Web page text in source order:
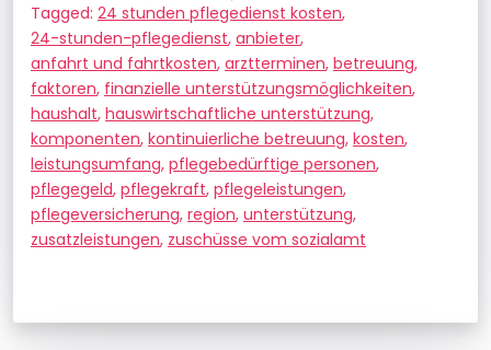
Tagged: 24 stunden pflegedienst kosten,
24-stunden-pflegedienst, anbieter,
anfahrt und fahrtkosten, arztterminen, betreuung,
faktoren, finanzielle unterstützungsmöglichkeiten,
haushalt, hauswirtschaftliche unterstützung,
komponenten, kontinuierliche betreuung, kosten,
leistungsumfang, pflegebedürftige personen,
pflegegeld, pflegekraft, pflegeleistungen,
pflegeversicherung, region, unterstützung,
zusatzleistungen, zuschüsse vom sozialamt